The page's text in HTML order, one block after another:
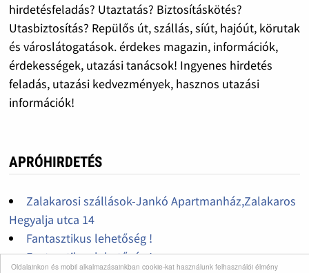
Oldalainkon és mobil alkalmazásainkban cookie-kat használunk felhasználói élmény
hirdetésfeladás? Utaztatás? Biztosításkötés?
Utasbiztosítás? Repülős út, szállás, síút, hajóút, körutak
és városlátogatások. érdekes magazin, információk,
érdekességek, utazási tanácsok! Ingyenes hirdetés
feladás, utazási kedvezmények, hasznos utazási
információk!
APRÓHIRDETÉS
Zalakarosi szállások-Jankó Apartmanház,Zalakaros
Hegyalja utca 14
Fantasztikus lehetőség !
Fantasztikus lehetőség !